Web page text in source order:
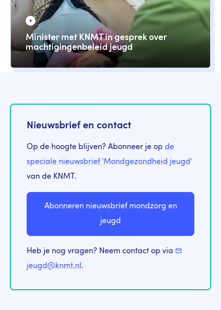
Minister met KNMT in gesprek over
machtigingenbeleid jeugd
Nieuwsbrief en contact
Op de hoogte blijven? Abonneer je op de
speciale nieuwsbrief 'Mondgezondheid jeugd'
van de KNMT.
Abonneren nieuwsbrief mondzorg en
jeugd
Heb je nog vragen? Neem contact op via
jeugd@knmt.nl .